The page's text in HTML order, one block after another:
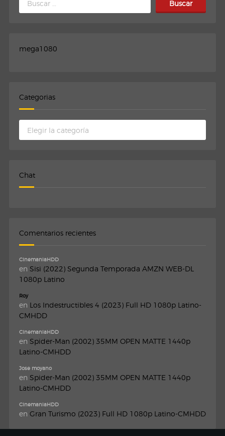
mega1080
Categorias
Chat
Comentarios recientes
CinemaniaHDD
en Sisi (2022) Segunda Temporada AMZN WEB-DL
1080p Latino
Roy
en Los Indestructibles 4 (2023) Full HD 1080p Latino-
CMHDD
CinemaniaHDD
en Spider-Man (2002) 35MM OPEN MATTE 1440p
Latino-CMHDD
Jose moyano
en Spider-Man (2002) 35MM OPEN MATTE 1440p
Latino-CMHDD
CinemaniaHDD
en Gran Turismo (2023) Full HD 1080p Latino-CMHDD